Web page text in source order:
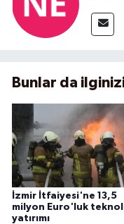
Bunlar da
İzmir İtfaiyesi'ne 13,5
milyon Euro'luk
yatırımı